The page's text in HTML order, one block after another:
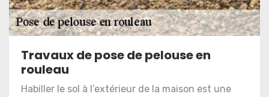
Travaux de pose de pelouse en
rouleau
Habiller le sol à l’extérieur de la maison est une